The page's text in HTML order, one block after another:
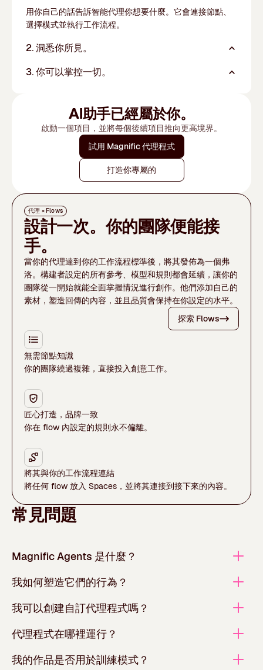
用你自己的話告訴智能代理你想要什麼。它會連接節點、
選擇模式並執行工作流程。
2. 洞悉你所見。
3. 你可以掌控一切。
AI助手已經屬於你。
啟動一個項目，並將每個後續項目推向更高境界。
試用 Magnific 代理程式
打造你專屬的
代理 × Flows
設計一次。你的團隊便能接
手。
當你的代理達到你的工作流程標準後，將其發佈為一個弗
洛。構建者設定的所有參考、模型和規則都會延續，讓你的
團隊從一開始就能全面掌握情況進行創作。他們添加自己的
素材，塑造回傳的內容，並且品質會保持在你設定的水平。
探索 Flows
無需節點知識
你的團隊繞過複雜，直接投入創意工作。
匠心打造，品牌一致
你在 flow 內設定的規則永不偏離。
將其與你的工作流程連結
將任何 flow 放入 Spaces，並將其連接到接下來的內容。
常見問題
Magnific Agents 是什麼？
我如何塑造它們的行為？
我可以創建自訂代理程式嗎？
代理程式在哪裡運行？
我的作品是否用於訓練模式？